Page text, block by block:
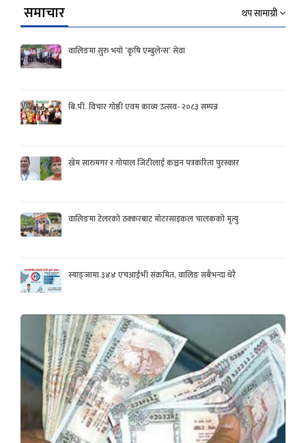
समाचार थप सामाग्री
वालिङमा सुरु भयो ‘कृषि एम्बुलेन्स’ सेवा
बि.पी. विचार गोष्ठी एवम काव्य उत्सव- २०८३ सम्पन्न
खेम सारुमगर र गोपाल जिटीलाई कञ्चन पत्रकरिता पुरस्कार
वालिङमा टेलरको ठक्करबाट मोटरसाइकल चालकको मृत्यु
स्याङ्जामा ३४४ एचआईभी संक्रमित, वालिङ सबैभन्दा धेरै